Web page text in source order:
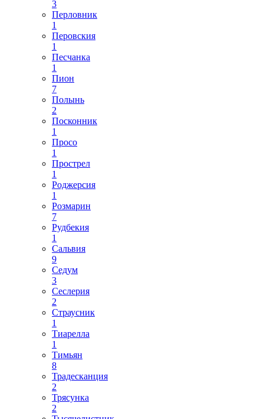
3
Перловник
1
Перовския
1
Песчанка
1
Пион
7
Полынь
2
Посконник
1
Просо
1
Прострел
1
Роджерсия
1
Розмарин
7
Рудбекия
1
Сальвия
9
Седум
3
Сеслерия
2
Страусник
1
Тиарелла
1
Тимьян
8
Традесканция
2
Трясунка
2